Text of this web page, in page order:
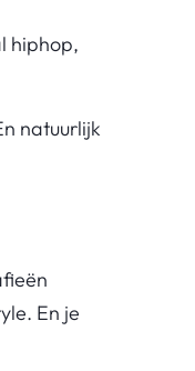
hiphop,
natuurlijk
En je